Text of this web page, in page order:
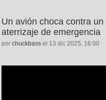
Un avión choca contra
aterrizaje de emergencia
por chuckbass el 13 dic 2025, 16:00